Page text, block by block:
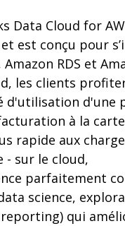
Data Cloud for
est conçu pour
Amazon RDS et
les clients
d'utilisation d'une
à la
rapide aux
- sur le cloud,
parfaitement
science,
qui